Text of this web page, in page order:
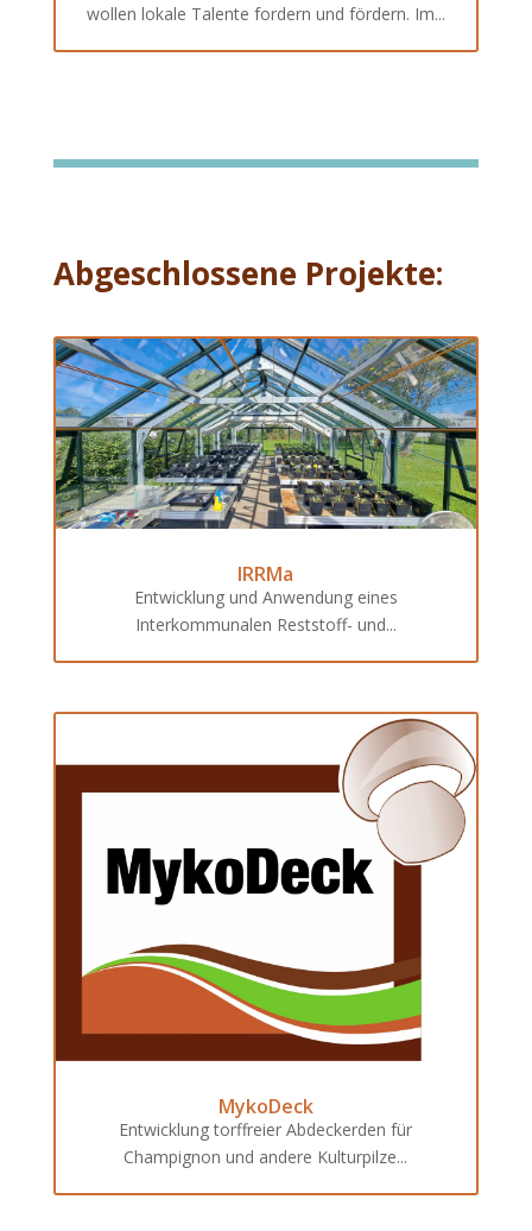
wollen lokale Talente fordern und fördern. Im...
Abgeschlossene Projekte:
IRRMa
Entwicklung und Anwendung eines
Interkommunalen Reststoff- und...
MykoDeck
Entwicklung torffreier Abdeckerden für
Champignon und andere Kulturpilze...